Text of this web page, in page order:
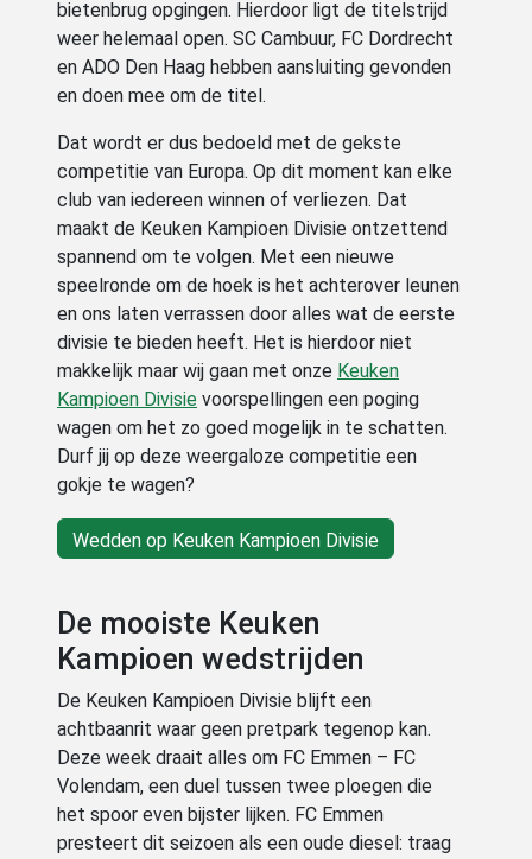
bietenbrug opgingen. Hierdoor ligt de titelstrijd
weer helemaal open. SC Cambuur, FC Dordrecht
en ADO Den Haag hebben aansluiting gevonden
en doen mee om de titel.
Dat wordt er dus bedoeld met de gekste
competitie van Europa. Op dit moment kan elke
club van iedereen winnen of verliezen. Dat
maakt de Keuken Kampioen Divisie ontzettend
spannend om te volgen. Met een nieuwe
speelronde om de hoek is het achterover leunen
en ons laten verrassen door alles wat de eerste
divisie te bieden heeft. Het is hierdoor niet
makkelijk maar wij gaan met onze Keuken
Kampioen Divisie voorspellingen een poging
wagen om het zo goed mogelijk in te schatten.
Durf jij op deze weergaloze competitie een
gokje te wagen?
Wedden op Keuken Kampioen Divisie
De mooiste Keuken
Kampioen wedstrijden
De Keuken Kampioen Divisie blijft een
achtbaanrit waar geen pretpark tegenop kan.
Deze week draait alles om FC Emmen – FC
Volendam, een duel tussen twee ploegen die
het spoor even bijster lijken. FC Emmen
presteert dit seizoen als een oude diesel: traag